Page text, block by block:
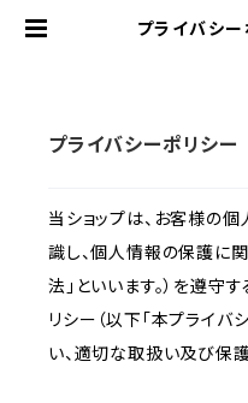
プライバシ
プライバシーポリシー
当ショップは、お客様の
識し、個人情報の保護に
法」といいます。）を遵守
リシー（以下「本プライバ
い、適切な取扱い及び保